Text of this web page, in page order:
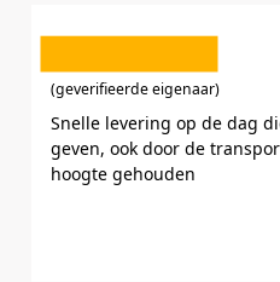
(geverifieerde eigenaar)
Snelle levering op de dag
geven, ook door de
hoogte gehouden